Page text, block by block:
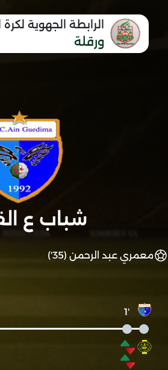
الرابطة الجهوية
ورقلة
شباب ع
معمري عبد الرحمن (35')
'1